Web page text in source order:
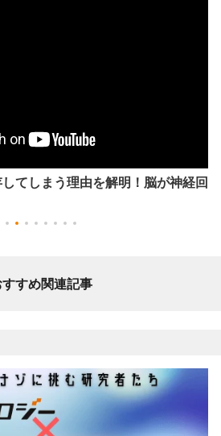
てしまう理由を解明！脳が神経回
すすめ関連記事